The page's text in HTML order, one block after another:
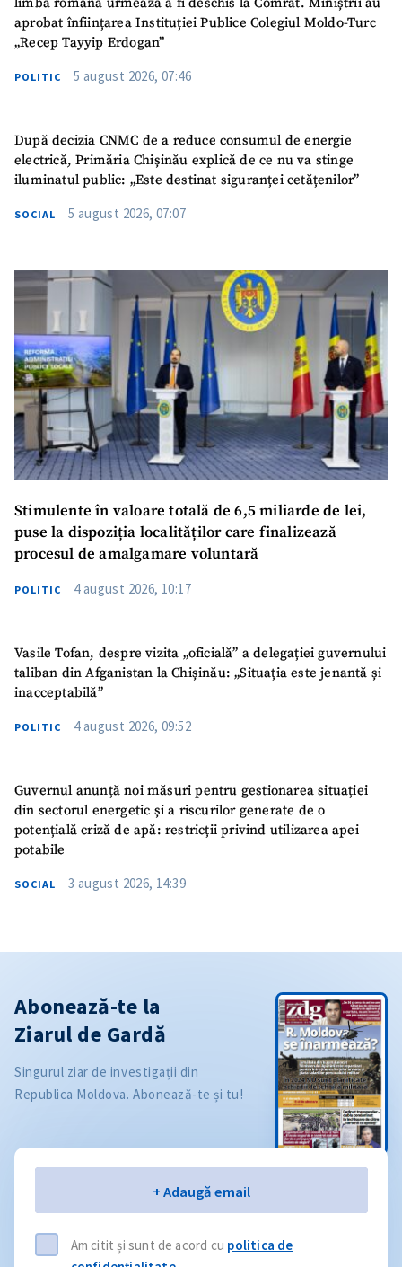
aprobat înființarea Instituției Publice Colegiul Moldo-Turc
„Recep Tayyip Erdogan”
POLITIC 5 august 2026, 07:46
După decizia CNMC de a reduce consumul de energie
electrică, Primăria Chișinău explică de ce nu va stinge
iluminatul public: „Este destinat siguranței cetățenilor”
SOCIAL 5 august 2026, 07:07
Stimulente în valoare totală de 6,5 miliarde de lei,
puse la dispoziția localităților care finalizează
procesul de amalgamare voluntară
POLITIC 4 august 2026, 10:17
Vasile Tofan, despre vizita „oficială” a delegației guvernului
taliban din Afganistan la Chișinău: „Situația este jenantă și
inacceptabilă”
POLITIC 4 august 2026, 09:52
Guvernul anunță noi măsuri pentru gestionarea situației
din sectorul energetic și a riscurilor generate de o
potențială criză de apă: restricții privind utilizarea apei
potabile
SOCIAL 3 august 2026, 14:39
Abonează-te la
Ziarul de Gardă
Singurul ziar de investigații din
Republica Moldova. Abonează-te și tu!
+ Adaugă email
Am citit și sunt de acord cu politica de